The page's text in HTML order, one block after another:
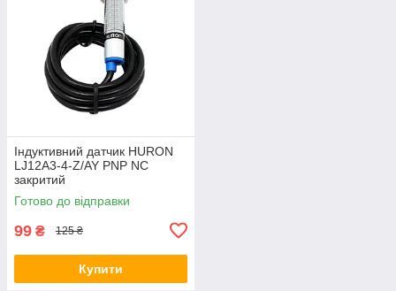
Індуктивний датчик HURON
LJ12A3-4-Z/AY PNP NC
закритий
Готово до відправки
99 ₴ 125 ₴
Купити